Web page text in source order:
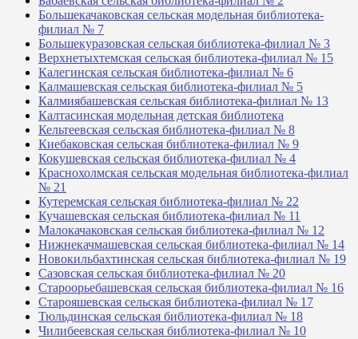
Большекачаковская сельская модельная библиотека-
филиал № 7
Большекуразовская сельская библиотека-филиал № 3
Верхнетыхтемская сельская библиотека-филиал № 15
Калегинская сельская библиотека-филиал № 6
Калмашевская сельская библиотека-филиал № 5
Калмиябашевская сельская библиотека-филиал № 13
Калтасинская модельная детская библиотека
Кельтеевская сельская библиотека-филиал № 8
Киебаковская сельская библиотека-филиал № 9
Кокушевская сельская библиотека-филиал № 4
Краснохолмская сельская модельная библиотека-филиал
№ 21
Кутеремская сельская библиотека-филиал № 22
Кучашевская сельская библиотека-филиал № 11
Малокачаковская сельская библиотека-филиал № 12
Нижнекачмашевская сельская библиотека-филиал № 14
Новокильбахтинская сельская библиотека-филиал № 19
Сазовская сельская библиотека-филиал № 20
Староорьебашевская сельская библиотека-филиал № 16
Старояшевская сельская библиотека-филиал № 17
Тюльдинская сельская библиотека-филиал № 18
Чилибеевская сельская библиотека-филиал № 10